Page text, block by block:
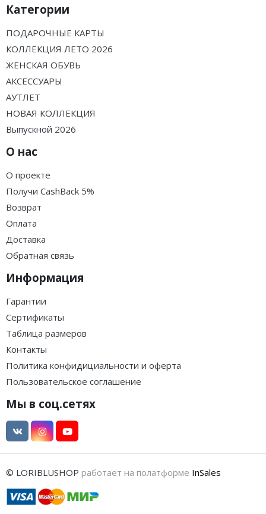
Категории
ПОДАРОЧНЫЕ КАРТЫ
КОЛЛЕКЦИЯ ЛЕТО 2026
ЖЕНСКАЯ ОБУВЬ
АКСЕССУАРЫ
АУТЛЕТ
НОВАЯ КОЛЛЕКЦИЯ
Выпускной 2026
О нас
О проекте
Получи CashBack 5%
Возврат
Оплата
Доставка
Обратная связь
Информация
Гарантии
Сертификаты
Таблица размеров
Контакты
Политика конфидициальности и оферта
Пользовательское соглашение
Мы в соц.сетях
© LORIBLUSHOP работает на полатформе InSales